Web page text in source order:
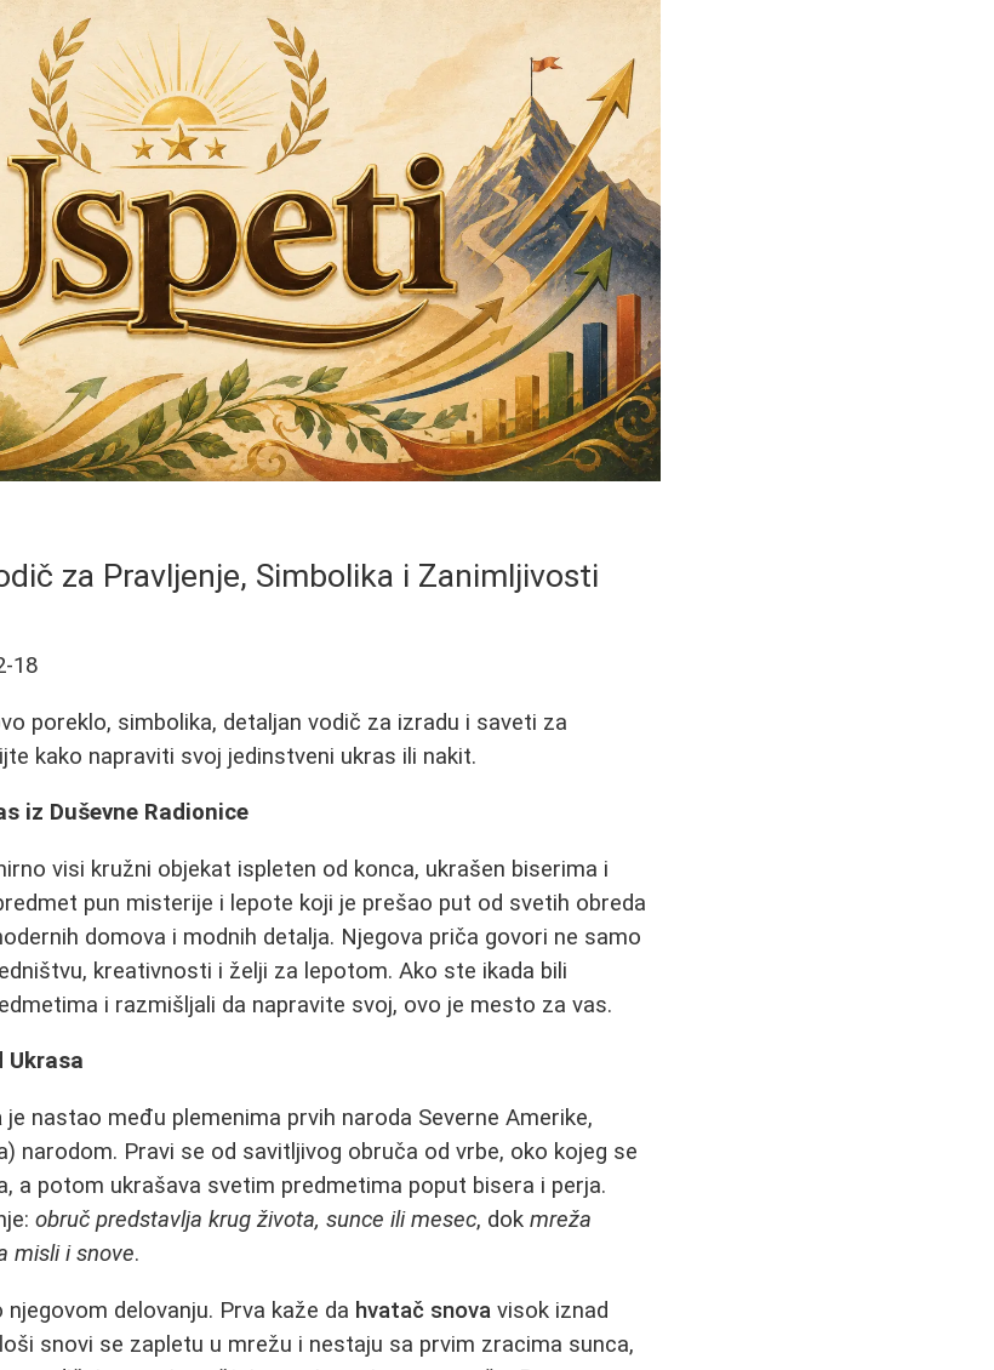
za Pravljenje, Simbolika i Zanimljivosti
18
poreklo, simbolika, detaljan vodič za izradu i saveti za
kako napraviti svoj jedinstveni ukras ili nakit.
iz Duševne Radionice
visi kružni objekat ispleten od konca, ukrašen biserima i
pun misterije i lepote koji je prešao put od svetih obreda
domova i modnih detalja. Njegova priča govori ne samo
kreativnosti i želji za lepotom. Ako ste ikada bili
i razmišljali da napravite svoj, ovo je mesto za vas.
Ukrasa
je nastao među plemenima prvih naroda Severne Amerike,
narodom. Pravi se od savitljivog obruča od vrbe, oko kojeg se
a potom ukrašava svetim predmetima poput bisera i perja.
obruč predstavlja krug života, sunce ili mesec, dokmreža
misli i snove.
delovanju. Prva kaže da hvatač snova visok iznad
snovi se zapletu u mrežu i nestaju sa prvim zracima sunca,